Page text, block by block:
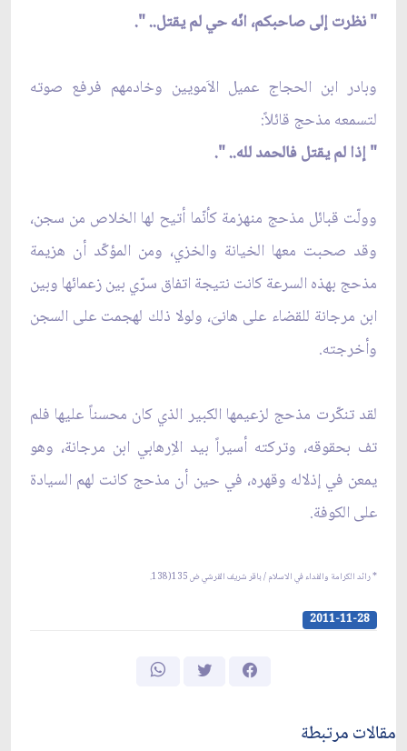
" نظرت إلى صاحبكم، انّه حي لم يقتل.. ".
وبادر ابن الحجاج عميل الاَمويين وخادمهم فرفع صوته
لتسمعه مذحج قائلاً:
" إذا لم يقتل فالحمد لله.. ".
وولّت قبائل مذحج منهزمة كأنّما أتيح لها الخلاص من سجن،
وقد صحبت معها الخيانة والخزي، ومن المؤكّد أن هزيمة
مذحج بهذه السرعة كانت نتيجة اتفاق سرّي بين زعمائها وبين
ابن مرجانة للقضاء على هانىَ، ولولا ذلك لهجمت على السجن
وأخرجته.
لقد تنكّرت مذحج لزعيمها الكبير الذي كان محسناً عليها فلم
تف بحقوقه، وتركته أسيراً بيد الاِرهابي ابن مرجانة، وهو
يمعن في إذلاله وقهره، في حين أن مذحج كانت لهم السيادة
على الكوفة.
* رائد الكرامة والفداء في الاسلام / باقر شريف القرشي ض 135(138.
2011-11-28
مقالات مرتبطة